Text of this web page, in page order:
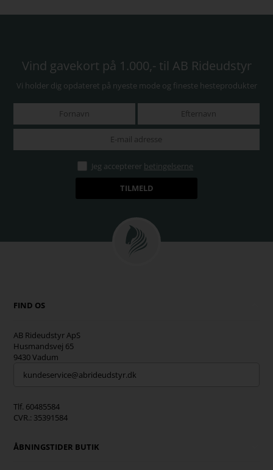
Vind gavekort på 1.000,- til AB Rideudstyr
Vi holder dig opdateret på nyeste mode og fineste hesteprodukter
Jeg accepterer betingelserne
FIND OS
AB Rideudstyr ApS
Husmandsvej 65
9430 Vadum
kundeservice@abrideudstyr.dk
Tlf. 60485584
CVR.: 35391584
ÅBNINGSTIDER BUTIK